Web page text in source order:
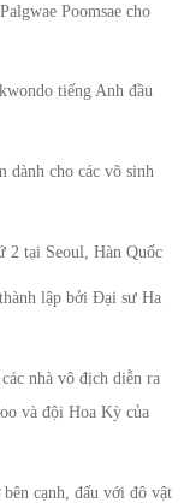
Poomsae cho
tiếng Anh đầu
dành cho các võ sinh
tại Seoul, Hàn Quốc
lập bởi Đại sư Ha
nhà vô địch diễn ra
và đội Hoa Kỳ của
cạnh, đấu với đô vật